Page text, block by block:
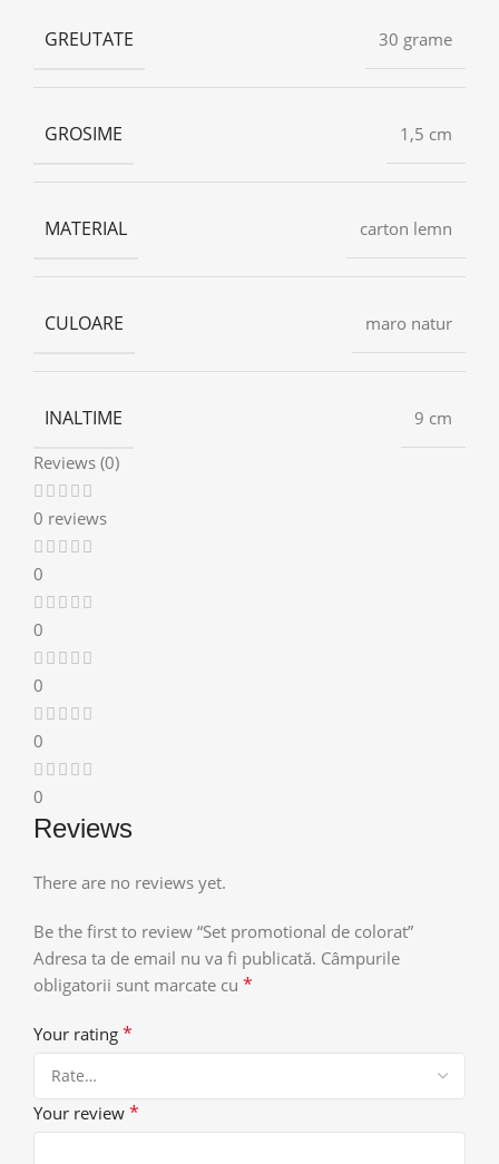
GREUTATE 30 grame
GROSIME 1,5 cm
MATERIAL carton lemn
CULOARE maro natur
INALTIME
9 cm
Reviews (0)
0 reviews
0
0
0
0
0
Reviews
There are no reviews yet.
Be the first to review “Set promotional de colorat”
Adresa ta de email nu va fi publicată. Câmpurile
obligatorii sunt marcate cu *
Your rating *
Your review *